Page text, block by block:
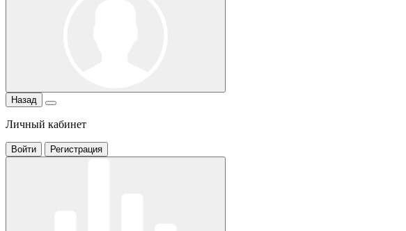
Назад
Личный кабинет
Войти Регистрация